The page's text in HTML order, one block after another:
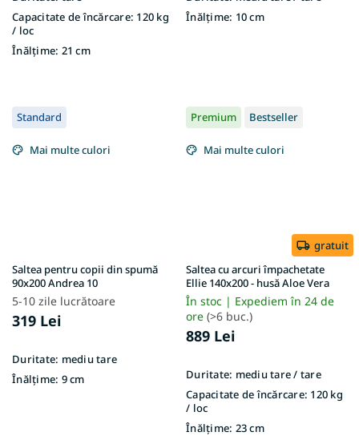
Capacitate de încărcare: 120 kg
/ loc
Înălțime: 21 cm
Înălțime: 10 cm
Standard
Mai multe culori
Saltea pentru copii din spumă
90x200 Andrea 10
5-10 zile lucrătoare
319 Lei
Duritate: mediu tare
Înălțime: 9 cm
Premium Bestseller
Mai multe culori
gratuit
Saltea cu arcuri împachetate
Ellie 140x200 - husă Aloe Vera
În stoc | Expediem în 24 de
ore (>6 buc.)
889 Lei
Duritate: mediu tare / tare
Capacitate de încărcare: 120 kg
/ loc
Înălțime: 23 cm